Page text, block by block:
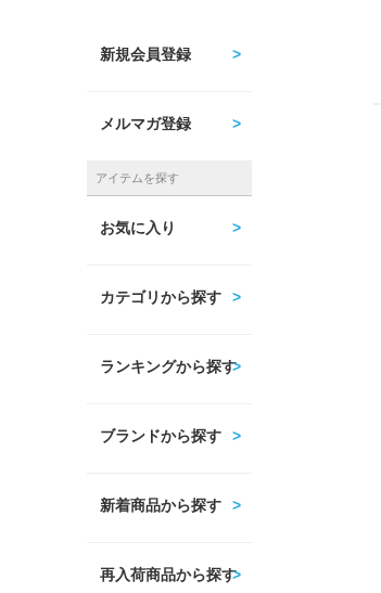
新規会員登録
メルマガ登録
アイテムを探す
お気に入り
カテゴリから探す
ランキングから探す
ブランドから探す
新着商品から探す
再入荷商品から探す